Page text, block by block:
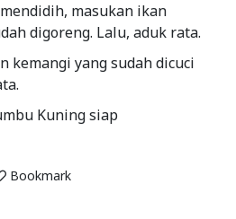
masukan ikan
digoreng. Lalu, aduk rata.
kemangi yang sudah dicuci
Kuning siap
Bookmark